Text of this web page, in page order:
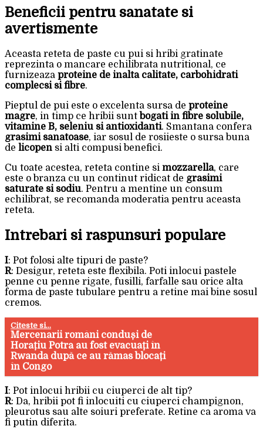
Beneficii pentru sanatate si
avertismente
Aceasta reteta de paste cu pui si hribi gratinate
reprezinta o mancare echilibrata nutritional, ce
furnizeaza proteine de inalta calitate, carbohidrati
complecsi si fibre.
Pieptul de pui este o excelenta sursa de proteine
magre, in timp ce hribii sunt bogati in fibre solubile,
vitamine B, seleniu si antioxidanti. Smantana confera
grasimi sanatoase, iar sosul de rosiieste o sursa buna
de licopen si alti compusi benefici.
Cu toate acestea, reteta contine si mozzarella, care
este o branza cu un continut ridicat de grasimi
saturate si sodiu. Pentru a mentine un consum
echilibrat, se recomanda moderatia pentru aceasta
reteta.
Intrebari si raspunsuri populare
I: Pot folosi alte tipuri de paste?
R: Desigur, reteta este flexibila. Poti inlocui pastele
penne cu penne rigate, fusilli, farfalle sau orice alta
forma de paste tubulare pentru a retine mai bine sosul
cremos.
Citeste si...
Mercenarii români conduși de
Horațiu Potra au fost evacuați în
Rwanda după ce au rămas blocați
în Congo
I: Pot inlocui hribii cu ciuperci de alt tip?
R: Da, hribii pot fi inlocuiti cu ciuperci champignon,
pleurotus sau alte soiuri preferate. Retine ca aroma va
fi putin diferita.